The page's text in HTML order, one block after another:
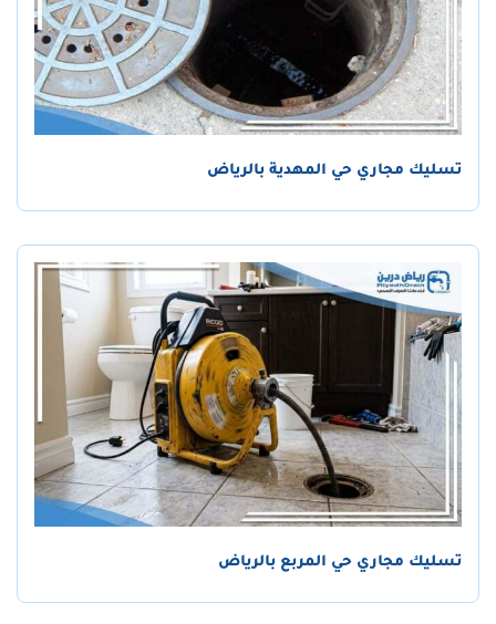
تسليك مجاري حي المهدية بالرياض
تسليك مجاري حي المربع بالرياض